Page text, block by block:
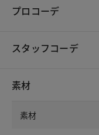
プロコーデ
スタッフコーデ
素材
素材